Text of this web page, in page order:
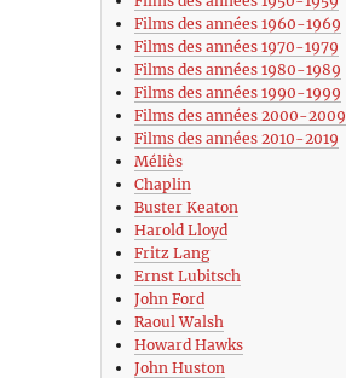
Films des années 1960-1969
Films des années 1970-1979
Films des années 1980-1989
Films des années 1990-1999
Films des années 2000-2009
Films des années 2010-2019
Méliès
Chaplin
Buster Keaton
Harold Lloyd
Fritz Lang
Ernst Lubitsch
John Ford
Raoul Walsh
Howard Hawks
John Huston